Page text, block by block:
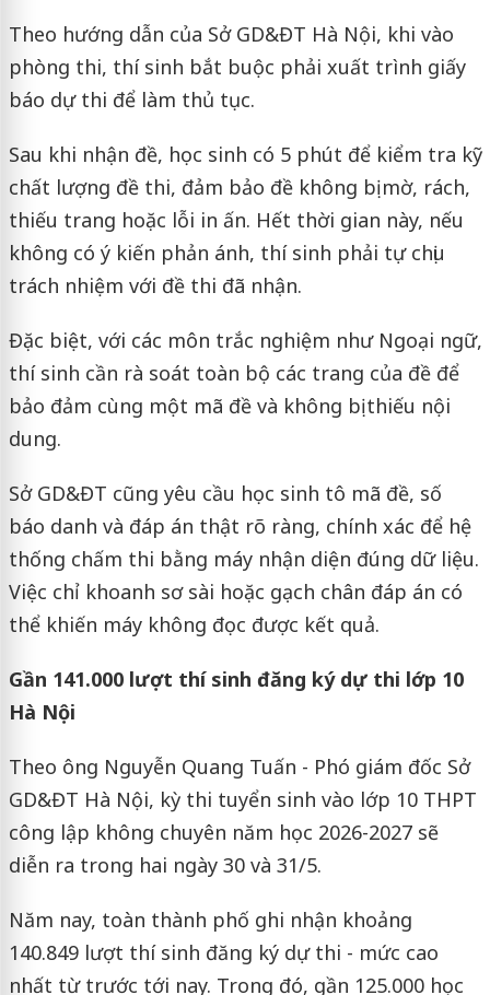
Theo hướng dẫn của Sở GD&ĐT Hà Nội, khi vào
phòng thi, thí sinh bắt buộc phải xuất trình giấy
báo dự thi để làm thủ tục.
Sau khi nhận đề, học sinh có 5 phút để kiểm tra kỹ
chất lượng đề thi, đảm bảo đề không bị mờ, rách,
thiếu trang hoặc lỗi in ấn. Hết thời gian này, nếu
không có ý kiến phản ánh, thí sinh phải tự chịu
trách nhiệm với đề thi đã nhận.
Đặc biệt, với các môn trắc nghiệm như Ngoại ngữ,
thí sinh cần rà soát toàn bộ các trang của đề để
bảo đảm cùng một mã đề và không bị thiếu nội
dung.
Sở GD&ĐT cũng yêu cầu học sinh tô mã đề, số
báo danh và đáp án thật rõ ràng, chính xác để hệ
thống chấm thi bằng máy nhận diện đúng dữ liệu.
Việc chỉ khoanh sơ sài hoặc gạch chân đáp án có
thể khiến máy không đọc được kết quả.
Gần 141.000 lượt thí sinh đăng ký dự thi lớp 10
Hà Nội
Theo ông Nguyễn Quang Tuấn - Phó giám đốc Sở
GD&ĐT Hà Nội, kỳ thi tuyển sinh vào lớp 10 THPT
công lập không chuyên năm học 2026-2027 sẽ
diễn ra trong hai ngày 30 và 31/5.
Năm nay, toàn thành phố ghi nhận khoảng
140.849 lượt thí sinh đăng ký dự thi - mức cao
nhất từ trước tới nay. Trong đó, gần 125.000 học